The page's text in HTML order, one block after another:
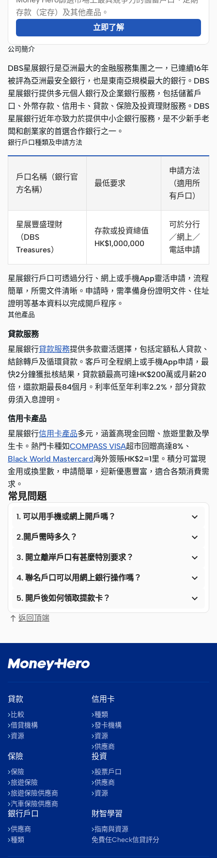
存款（定存）及其他產品。
立即了解
公司簡介
DBS星展銀行是亞洲最大的金融服務集團之一，已連續16年
被評為亞洲最安全銀行，也是東南亞規模最大的銀行。DBS
星展銀行提供多元個人銀行及企業銀行服務，包括儲蓄戶
口、外幣存款、信用卡、貸款、保險及投資理財服務。DBS
星展銀行近年亦致力於提供中小企銀行服務，是不少新手老
闆和創業家的首選合作銀行之一。
銀行戶口種類及申請方法
戶口名稱（銀行官
方名稱）
最低要求
申請方法
（適用所
有戶口）
星展豐盛理財
（DBS
Treasures）
存款或投資總值
HK$1,000,000
可於分行
／網上／
電話申請
星展銀行戶口可透過分行、網上或手機App靈活申請，流程
簡單，所需文件清晰。申請時，需準備身份證明文件、住址
證明等基本資料以完成開戶程序。
其他產品
貸款服務
星展銀行貸款服務提供多款靈活選擇，包括定額私人貸款、
結餘轉戶及循環貸款。客戶可全程網上或手機App申請，最
快2分鐘獲批核結果，貸款額最高可達HK$200萬或月薪20
倍，還款期最長84個月。利率低至年利率2.2%，部分貸款
毋須入息證明。
信用卡產品
星展銀行信用卡產品多元，涵蓋高現金回贈、旅遊里數及學
生卡。熱門卡種如COMPASS VISA超市回贈高達8%、
Black World Mastercard海外簽賬HK$2=1里。積分可當現
金用或換里數，申請簡單，迎新優惠豐富，適合各類消費需
求。
常見問題
1. 可以用手機或網上開戶嗎？ 
2.開戶需時多久？ 
3. 開立離岸戶口有甚麼特別要求？ 
4. 聯名戶口可以用網上銀行操作嗎？ 
5. 開戶後如何領取提款卡？ 
返回頂端
貸款
比較
借貸機構
資源
信用卡
種類
發卡機構
資源
供應商
保險
保險
旅遊保險
旅遊保險供應商
汽車保險供應商
投資
股票戶口
供應商
資源
銀行戶口
供應商
種類
財智學習
指南與資源
免費任Check信貸評分